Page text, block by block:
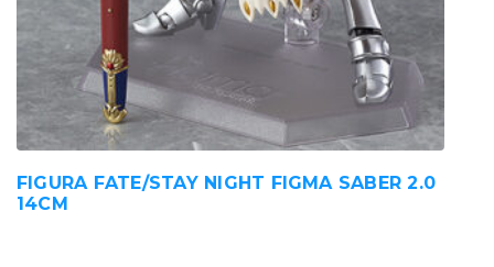
FIGURA FATE/STAY NIGHT FIGMA SABER 2.0
14CM